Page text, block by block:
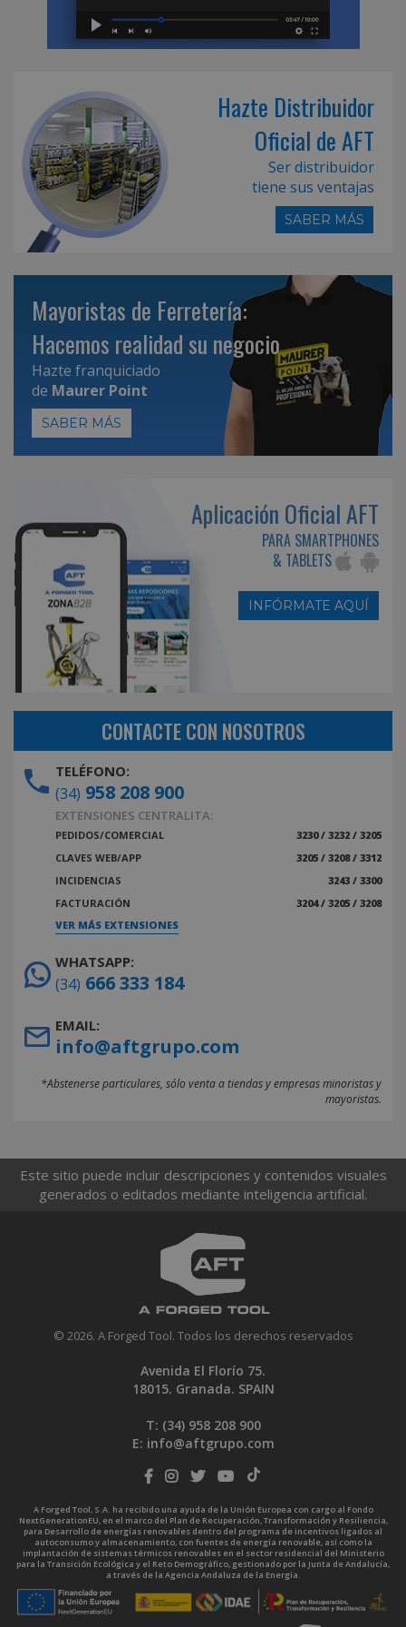
Hazte Distribuidor
Oficial de AFT
Ser distribuidor
tiene sus ventajas
SABER MÁS
Mayoristas de Ferretería:
Hacemos realidad su negocio
Hazte franquiciado
de Maurer Point
SABER MÁS
Aplicación Oficial AFT
PARA SMARTPHONES
& TABLETS
INFÓRMATE AQUÍ
CONTACTE CON NOSOTROS
TELÉFONO:
(34) 958 208 900
EXTENSIONES CENTRALITA:
PEDIDOS/COMERCIAL
3230 / 3232 / 3205
CLAVES WEB/APP
3205 / 3208 / 3312
INCIDENCIAS
3243 / 3300
FACTURACIÓN
3204 / 3205 / 3208
VER MÁS EXTENSIONES
WHATSAPP:
(34) 666 333 184
EMAIL:
info@aftgrupo.com
*Abstenerse particulares, sólo venta a tiendas y empresas minoristas y
mayoristas.
Este sitio puede incluir descripciones y contenidos visuales
generados o editados mediante inteligencia artificial.
© 2026. A Forged Tool. Todos los derechos reservados
Avenida El Florío 75.
18015. Granada. SPAIN
T: (34) 958 208 900
E: info@aftgrupo.com
A Forged Tool, S.A. ha recibido una ayuda de la Unión Europea con cargo al Fondo
NextGenerationEU, en el marco del Plan de Recuperación, Transformación y Resiliencia,
para Desarrollo de energías renovables dentro del programa de incentivos ligados al
autoconsumo y almacenamiento, con fuentes de energía renovable, así como la
implantación de sistemas térmicos renovables en el sector residencial del Ministerio
para la Transición Ecológica y el Reto Demográfico, gestionado por la Junta de Andalucía,
a través de la Agencia Andaluza de la Energía.